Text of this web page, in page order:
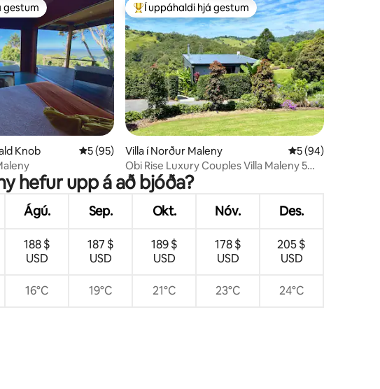
hjá gestum
gestum
Knob 5 af 5 í meðaleinkunn, 95 umsagnir
5 (95)
Maleny
Í mestu uppáhaldi hjá gestum
Í uppáhaldi hjá gestum
Villa í Norður Maleny 5 af 5 í
5 (94)
Obi Rise Luxury Couples Villa Maleny 5
mín. í bæinn
hefur upp á að bjóða?
Ágú. Sep. Okt. Nóv. Des.
188 $
USD
187 $
USD
189 $
USD
178 $
USD
205 $
USD
16°C 19°C 21°C 23°C 24°C